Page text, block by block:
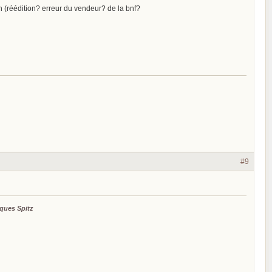
(réédition? erreur du vendeur? de la bnf?
#9
Spitz